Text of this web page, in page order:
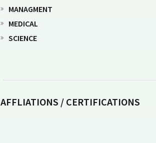
MANAGMENT
MEDICAL
SCIENCE
AFFLIATIONS / CERTIFICATIONS